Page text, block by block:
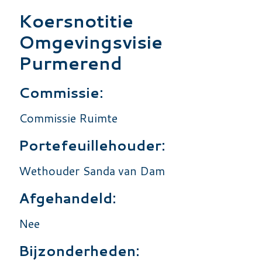
Koersnotitie
Omgevingsvisie
Purmerend
Commissie:
Commissie Ruimte
Portefeuillehouder:
Wethouder Sanda van Dam
Afgehandeld:
Nee
Bijzonderheden: